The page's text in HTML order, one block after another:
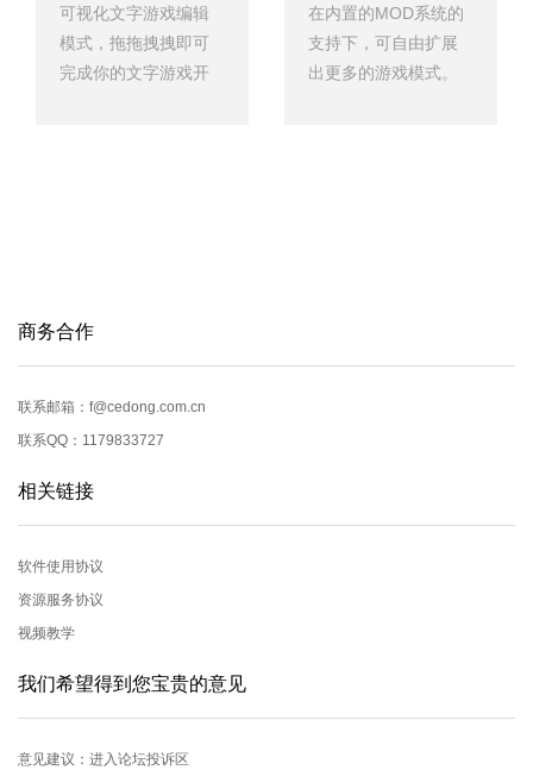
可视化文字游戏编辑
模式，拖拖拽拽即可
完成你的文字游戏开
在内置的MOD系统的
支持下，可自由扩展
出更多的游戏模式。
商务合作
联系邮箱：f@cedong.com.cn
联系QQ：1179833727
相关链接
软件使用协议
资源服务协议
视频教学
我们希望得到您宝贵的意见
意见建议： 进入论坛投诉区